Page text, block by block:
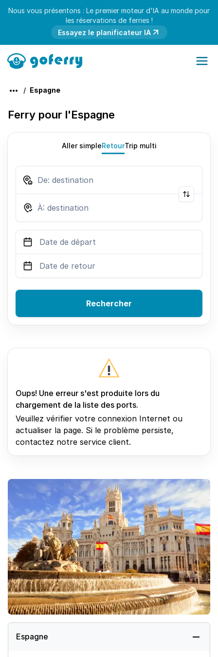
Nous vous présentons : Le premier moteur d'IA au monde pour
les réservations de ferries !
Essayez le planificateur IA
Espagne
Ferry pour l'Espagne
Espagne
Aller simpleRetourTrip multi
Rechercher
Oups! Une erreur s'est produite lors du
chargement de la liste des ports.
Veuillez vérifier votre connexion Internet ou
actualiser la page. Si le problème persiste,
contactez notre service client.